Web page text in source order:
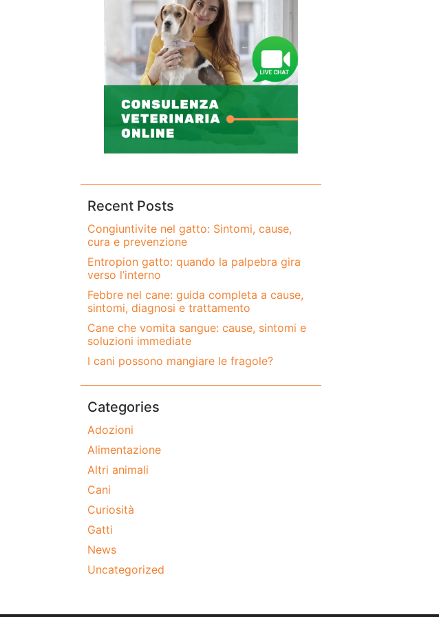
Recent Posts
Congiuntivite nel gatto: Sintomi, cause,
cura e prevenzione
Entropion gatto: quando la palpebra gira
verso l’interno
Febbre nel cane: guida completa a cause,
sintomi, diagnosi e trattamento
Cane che vomita sangue: cause, sintomi e
soluzioni immediate
I cani possono mangiare le fragole?
Categories
Adozioni
Alimentazione
Altri animali
Cani
Curiosità
Gatti
News
Uncategorized